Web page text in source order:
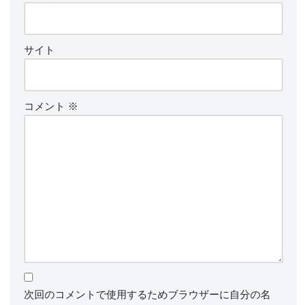
サイト
コメント ※
次回のコメントで使用するためブラウザーに自分の名